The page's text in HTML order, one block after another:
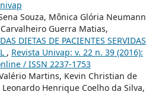
Souza, Mônica Glória Neumann
Guerra Matias,
DIETAS DE PACIENTES SERVIDAS
, Revista Univap: v. 22 n. 39 (2016):
/ ISSN 2237-1753
Martins, Kevin Christian de
Henrique Coelho da Silva,